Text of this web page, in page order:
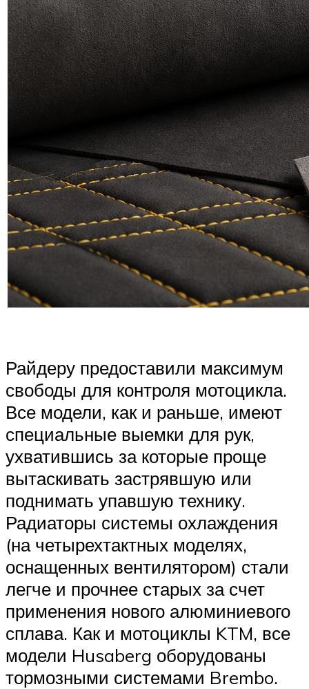
Райдеру предоставили максимум
свободы для контроля мотоцикла.
Все модели, как и раньше, имеют
специальные выемки для рук,
ухватившись за которые проще
вытаскивать застрявшую или
поднимать упавшую технику.
Радиаторы системы охлаждения
(на четырехтактных моделях,
оснащенных вентилятором) стали
легче и прочнее старых за счет
применения нового алюминиевого
сплава. Как и мотоциклы KTM, все
модели Husaberg оборудованы
тормозными системами Brembo.